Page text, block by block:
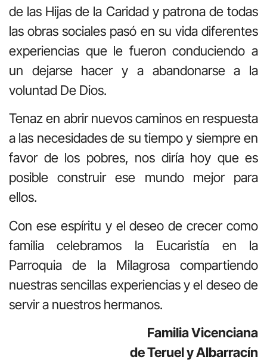
de las Hijas de la Caridad y patrona de todas
las obras sociales pasó en su vida diferentes
experiencias que le fueron conduciendo a
un dejarse hacer y a abandonarse a la
voluntad De Dios.
Tenaz en abrir nuevos caminos en respuesta
a las necesidades de su tiempo y siempre en
favor de los pobres, nos diría hoy que es
posible construir ese mundo mejor para
ellos.
Con ese espíritu y el deseo de crecer como
familia celebramos la Eucaristía en la
Parroquia de la Milagrosa compartiendo
nuestras sencillas experiencias y el deseo de
servir a nuestros hermanos.
Familia Vicenciana
de Teruel y Albarracín